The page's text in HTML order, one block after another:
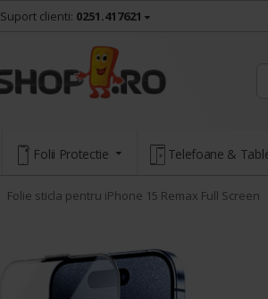
Suport clienti: 0251.417621
Folii Protectie Telefoane &
Folie sticla pentru iPhone 15 Remax Full Screen